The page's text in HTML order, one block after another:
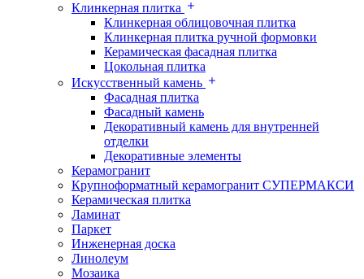
Клинкерная плитка
Клинкерная облицовочная плитка
Клинкерная плитка ручной формовки
Керамическая фасадная плитка
Цокольная плитка
Искусственный камень
Фасадная плитка
Фасадный камень
Декоративный камень для внутренней
отделки
Декоративные элементы
Керамогранит
Крупноформатный керамогранит СУПЕРМАКСИ
Керамическая плитка
Ламинат
Паркет
Инженерная доска
Линолеум
Мозаика